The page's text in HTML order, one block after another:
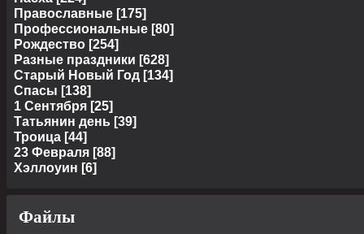
Православные [175]
Профессиональные [80]
Рождество [254]
Разные праздники [628]
Старый Новый Год [134]
Спасы [138]
1 Сентября [25]
Татьянин день [39]
Троица [44]
23 Февраля [88]
Хэллоуин [6]
Файлы